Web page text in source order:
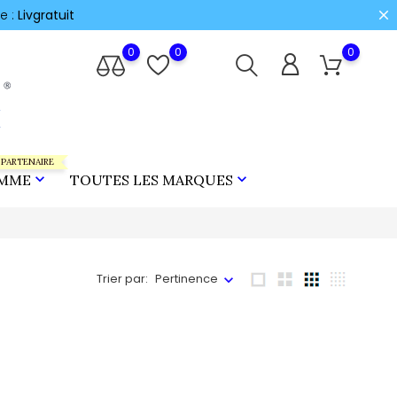
: Livgratuit
0
0
0
 TOUTES LES MARQUES 
Trier par: Pertinence